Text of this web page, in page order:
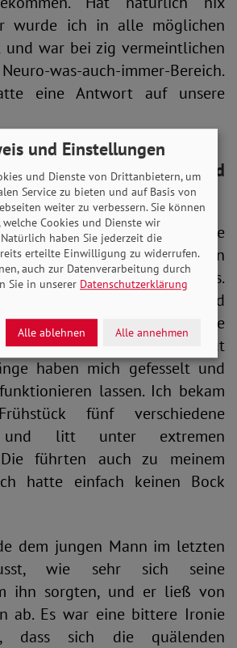
wurde ich in alle möglichen
und war bei zig vermeintlichen
was-auch-immer-Bereich.
eine Antwort auf unsere
Depressionen und
die Diagnose Tourette
Jahre alt. Längst bestimmten
den Alltag des Teenagers.
Depressionen und
Kevin Kuhrt beschreibt eine
ihm zusehends den Lebensmut
haben mich gefesselt und
lassen. Ich bekam
fünf verschiedene
und litt unter extremen
Die führten auch zu meinem
hatte einfach keinen Bock
dem jungen Mann im letzten
wie sehr sich seine
ihn sorgten, und er ließ von
ab. Es war eine bittere Ironie
dass sich die quälenden
und Einstellungen
und Dienste von Drittanbietern, um
Service zu bieten und auf Basis von
weiter zu verbessern. Sie können
Cookies und Dienste wir
haben Sie jederzeit die
erteilte Einwilligung zu widerrufen.
auch zur Datenverarbeitung durch
Sie in unserer Datenschutzerklärung
Alle ablehnen Alle annehmen